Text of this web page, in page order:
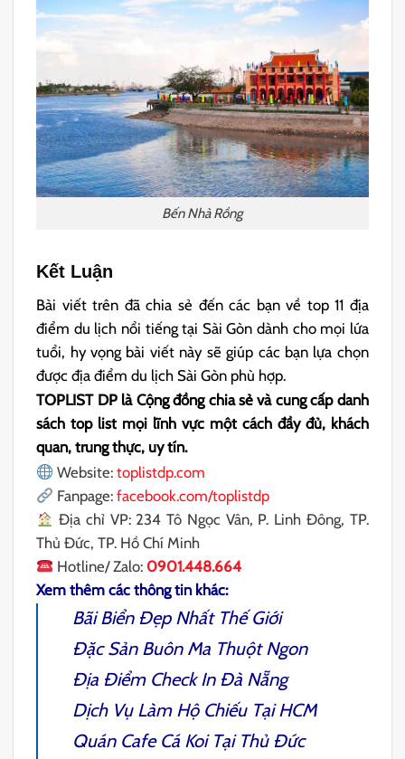
Bến Nhà Rồng
Kết Luận
Bài viết trên đã chia sẻ đến các bạn về top 11 địa
điểm du lịch nổi tiếng tại Sài Gòn dành cho mọi lứa
tuổi, hy vọng bài viết này sẽ giúp các bạn lựa chọn
được địa điểm du lịch Sài Gòn phù hợp.
TOPLIST DP là Cộng đồng chia sẻ và cung cấp danh
sách top list mọi lĩnh vực một cách đầy đủ, khách
quan, trung thực, uy tín.
Website:toplistdp.com
Fanpage:facebook.com/toplistdp
Địa chỉ VP: 234 Tô Ngọc Vân, P. Linh Đông, TP.
Thủ Đức, TP. Hồ Chí Minh
Hotline/ Zalo: 0901.448.664
Xem thêm các thông tin khác:
Bãi Biển Đẹp Nhất Thế Giới
Đặc Sản Buôn Ma ThuộtNgon
Địa Điểm Check In Đà Nẵng
Dịch Vụ Làm Hộ Chiếu Tại HCM
Quán Cafe Cá Koi Tại Thủ Đức